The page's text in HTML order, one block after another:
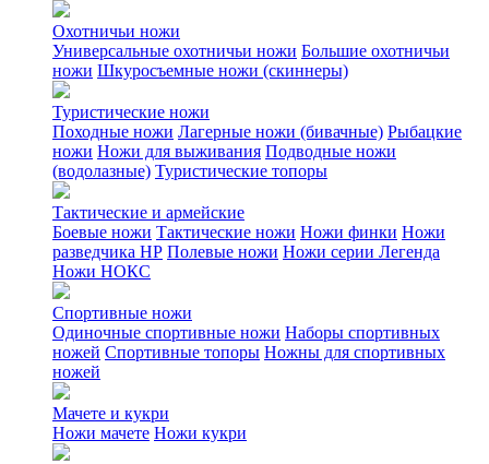
Охотничьи ножи
Универсальные охотничьи ножи Большие охотничьи
ножи Шкуросъемные ножи (скиннеры)
Туристические ножи
Походные ножи Лагерные ножи (бивачные) Рыбацкие
ножи Ножи для выживания Подводные ножи
(водолазные) Туристические топоры
Тактические и армейские
Боевые ножи Тактические ножи Ножи финки Ножи
разведчика НР Полевые ножи Ножи серии Легенда
Ножи НОКС
Спортивные ножи
Одиночные спортивные ножи Наборы спортивных
ножей Спортивные топоры Ножны для спортивных
ножей
Мачете и кукри
Ножи мачете Ножи кукри